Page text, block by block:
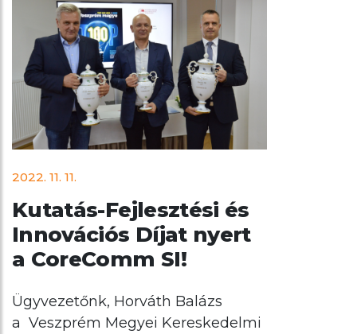
2022. 11. 11.
Kutatás-Fejlesztési és
Innovációs Díjat nyert
a CoreComm SI!
Ügyvezetőnk, Horváth Balázs
a Veszprém Megyei Kereskedelmi